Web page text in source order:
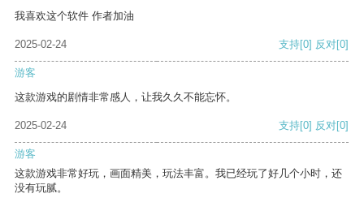
我喜欢这个软件 作者加油
2025-02-24 支持[0] 反对[0]
游客
这款游戏的剧情非常感人，让我久久不能忘怀。
2025-02-24 支持[0] 反对[0]
游客
这款游戏非常好玩，画面精美，玩法丰富。我已经玩了好几个小时，还
没有玩腻。